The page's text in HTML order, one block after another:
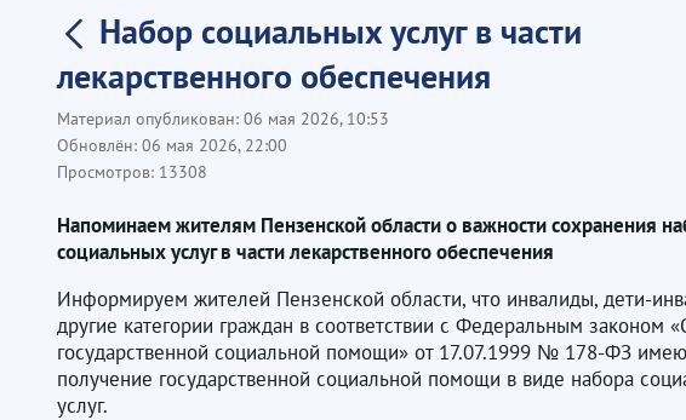
Набор социальных услуг в части
лекарственного обеспечения
Материал опубликован: 06 мая 2026, 10:53
Обновлён: 06 мая 2026, 22:00
Просмотров: 13308
Напоминаем жителям Пензенской области о важности сохранения
социальных услуг в части лекарственного обеспечения
Информируем жителей Пензенской области, что инвалиды, дети-
другие категории граждан в соответствии с Федеральным законом
государственной социальной помощи» от 17.07.1999 № 178-ФЗ
получение государственной социальной помощи в виде набора
услуг.